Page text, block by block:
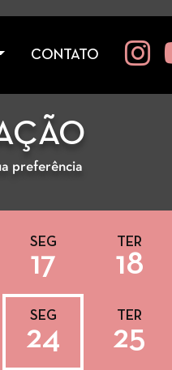
CONTATO
preferência
SEG
17
TER
18
SEG
24
TER
25